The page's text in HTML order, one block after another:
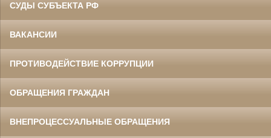
СУДЫ СУБЪЕКТА РФ
ВАКАНСИИ
ПРОТИВОДЕЙСТВИЕ КОРРУПЦИИ
ОБРАЩЕНИЯ ГРАЖДАН
ВНЕПРОЦЕССУАЛЬНЫЕ ОБРАЩЕНИЯ